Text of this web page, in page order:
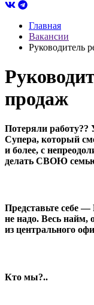
Главная
Вакансии
Руководитель
продаж
Потеряли работу??
Супера, который
и более, с
делать СВОЮ
Представьте себе—
не надо. Весь найм,
из центрального
Кто мы?..